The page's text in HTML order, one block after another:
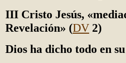
III Cristo Jesús,
Revelación» (DV 2)
Dios ha dicho todo en